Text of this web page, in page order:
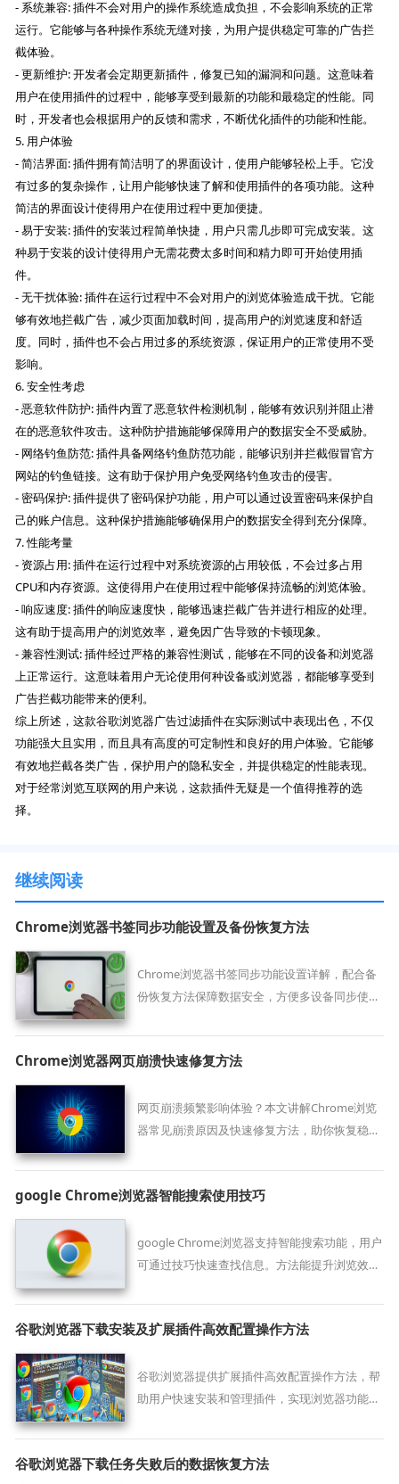
- 系统兼容: 插件不会对用户的操作系统造成负担，不会影响系统的正常
运行。它能够与各种操作系统无缝对接，为用户提供稳定可靠的广告拦
截体验。
- 更新维护: 开发者会定期更新插件，修复已知的漏洞和问题。这意味着
用户在使用插件的过程中，能够享受到最新的功能和最稳定的性能。同
时，开发者也会根据用户的反馈和需求，不断优化插件的功能和性能。
5. 用户体验
- 简洁界面: 插件拥有简洁明了的界面设计，使用户能够轻松上手。它没
有过多的复杂操作，让用户能够快速了解和使用插件的各项功能。这种
简洁的界面设计使得用户在使用过程中更加便捷。
- 易于安装: 插件的安装过程简单快捷，用户只需几步即可完成安装。这
种易于安装的设计使得用户无需花费太多时间和精力即可开始使用插
件。
- 无干扰体验: 插件在运行过程中不会对用户的浏览体验造成干扰。它能
够有效地拦截广告，减少页面加载时间，提高用户的浏览速度和舒适
度。同时，插件也不会占用过多的系统资源，保证用户的正常使用不受
影响。
6. 安全性考虑
- 恶意软件防护: 插件内置了恶意软件检测机制，能够有效识别并阻止潜
在的恶意软件攻击。这种防护措施能够保障用户的数据安全不受威胁。
- 网络钓鱼防范: 插件具备网络钓鱼防范功能，能够识别并拦截假冒官方
网站的钓鱼链接。这有助于保护用户免受网络钓鱼攻击的侵害。
- 密码保护: 插件提供了密码保护功能，用户可以通过设置密码来保护自
己的账户信息。这种保护措施能够确保用户的数据安全得到充分保障。
7. 性能考量
- 资源占用: 插件在运行过程中对系统资源的占用较低，不会过多占用
CPU和内存资源。这使得用户在使用过程中能够保持流畅的浏览体验。
- 响应速度: 插件的响应速度快，能够迅速拦截广告并进行相应的处理。
这有助于提高用户的浏览效率，避免因广告导致的卡顿现象。
- 兼容性测试: 插件经过严格的兼容性测试，能够在不同的设备和浏览器
上正常运行。这意味着用户无论使用何种设备或浏览器，都能够享受到
广告拦截功能带来的便利。
综上所述，这款谷歌浏览器广告过滤插件在实际测试中表现出色，不仅
功能强大且实用，而且具有高度的可定制性和良好的用户体验。它能够
有效地拦截各类广告，保护用户的隐私安全，并提供稳定的性能表现。
对于经常浏览互联网的用户来说，这款插件无疑是一个值得推荐的选
择。
继续阅读
Chrome浏览器书签同步功能设置及备份恢复方法
Chrome浏览器书签同步功能设置详解，配合备
份恢复方法保障数据安全，方便多设备同步使
Chrome浏览器网页崩溃快速修复方法
网页崩溃频繁影响体验？本文讲解Chrome浏览
器常见崩溃原因及快速修复方法，助你恢复稳定
google Chrome浏览器智能搜索使用技巧
google Chrome浏览器支持智能搜索功能，用户
可通过技巧快速查找信息。方法能提升浏览效率
谷歌浏览器下载安装及扩展插件高效配置操作方法
谷歌浏览器提供扩展插件高效配置操作方法，帮
助用户快速安装和管理插件，实现浏览器功能快
谷歌浏览器下载任务失败后的数据恢复方法